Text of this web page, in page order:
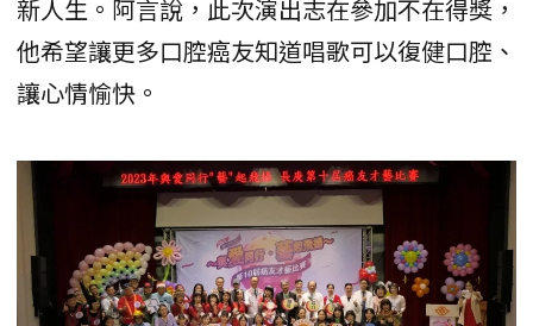
新人生。阿言說，此次演出志在參加不在得獎，
他希望讓更多口腔癌友知道唱歌可以復健口腔、
讓心情愉快。